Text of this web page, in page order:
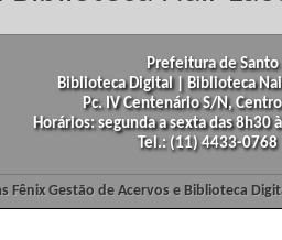
Prefeitura de
Biblioteca Digital | Biblioteca
Pc. IV Centenário S/N,
Horários: segunda a sexta das
Tel.: (11) 4433-
Fênix Gestão de Acervos e Biblioteca